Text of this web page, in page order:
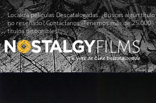
Localiza películas Descatalogadas. ¿Buscas algún título
no reseñado? Contáctanos -Tenemos más de 25.000
títulos disponibles!